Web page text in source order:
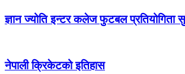
ज्ञान ज्योति इन्टर कलेज फुटबल प्रतियोगिता
नेपाली क्रिकेटको इतिहास